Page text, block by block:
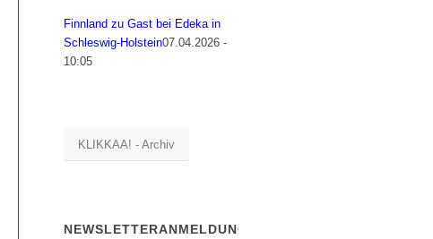
Finnland zu Gast bei Edeka in
Schleswig-Holstein07.04.2026 -
10:05
KLIKKAA! - Archiv
NEWSLETTERANMELDUNG